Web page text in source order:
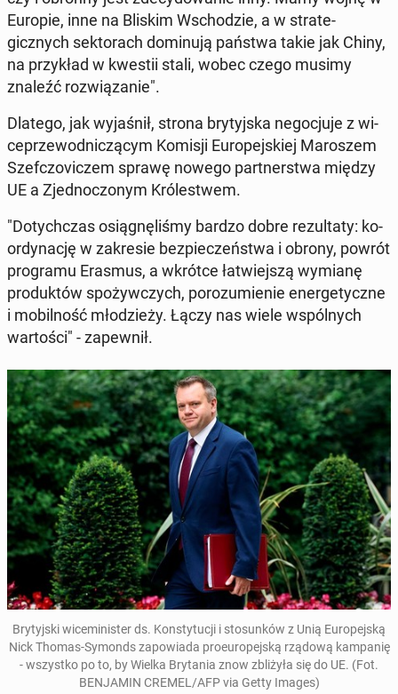
Europie, inne na Bliskim Wschodzie, a w strate­
gicznych sek­torach domin­u­ją państwa takie jak Chiny,
na przykład w kwestii stali, wobec czego musimy
znaleźć rozwiązanie".
Dlatego, jak wy­jaśnił, strona bry­tyjs­ka ne­gocju­je z wi­
ceprze­wod­niczą­cym Komisji Eu­rope­jskiej Maroszem
Sze­fc­zoviczem sprawę nowego part­nerst­wa między
UE a Zjed­noc­zonym Królest­wem.
"Doty­chczas os­iągnęliśmy bardzo dobre rezul­taty: ko­
or­dy­nację w za­kre­sie bez­pieczeńst­wa i obrony, powrót
pro­gra­mu Erasmus, a wkrótce łatwiejszą wymianę
pro­duk­tów spoży­w­czych, porozu­mie­nie en­er­gety­czne
i mo­bil­ność młodzieży. Łączy nas wiele wspól­nych
wartoś­ci" - za­pewnił.
Bry­tyjs­ki wicem­i­nis­ter ds. Kon­sty­tucji i sto­sunków z Unią Eu­rope­jską
Nick Thomas-Symonds za­powia­da proeu­rope­jską rządową kam­panię
- wszys­tko po to, by Wielka Bry­ta­nia znow zbliżyła się do UE. (Fot.
BEN­JAMIN CREMEL/AFP via Getty Images)